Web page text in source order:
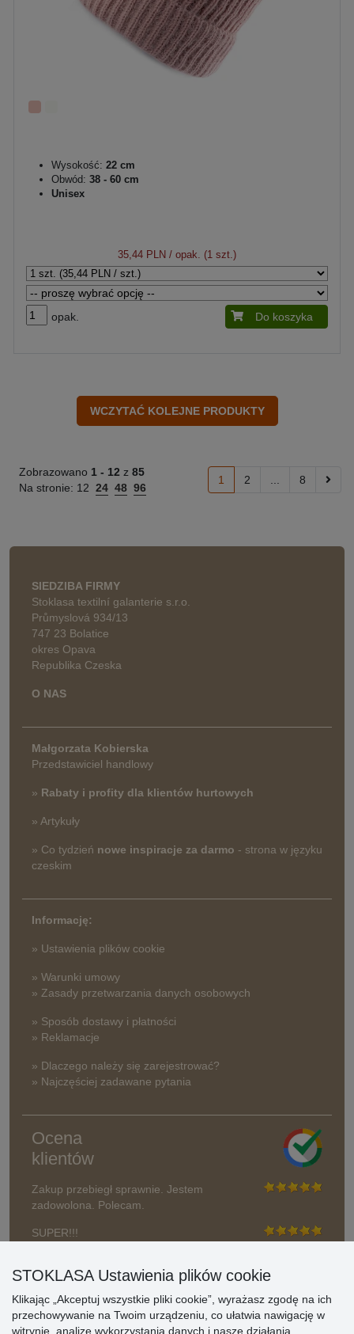
Wysokość: 22 cm
Obwód: 38 - 60 cm
Unisex
35,44 PLN / opak. (1 szt.)
opak. Do koszyka
Zobrazowano 1 - 12 z 85
Na stronie: 12 24 48 96
1 2 8
SIEDZIBA FIRMY
Stoklasa textilní galanterie s.r.o.
Průmyslová 934/13
747 23 Bolatice
okres Opava
Republika Czeska
O NAS
Małgorzata Kobierska
Przedstawiciel handlowy
» Rabaty i profity dla klientów hurtowych
» Artykuły
» Co tydzień nowe inspiracje za darmo - strona w języku
czeskim
Informację:
» Ustawienia plików cookie
» Warunki umowy
» Zasady przetwarzania danych osobowych
» Sposób dostawy i płatności
» Reklamacje
» Dlaczego należy się zarejestrować?
» Najczęściej zadawane pytania
Ocena
klientów
Zakup przebiegł sprawnie. Jestem
zadowolona. Polecam.
SUPER!!!
Aktualnie 1804 recenzji
STOKLASA Ustawienia plików cookie
Klikając „Akceptuj wszystkie pliki cookie”, wyrażasz zgodę na ich
przechowywanie na Twoim urządzeniu, co ułatwia nawigację w
witrynie, analizę wykorzystania danych i nasze działania